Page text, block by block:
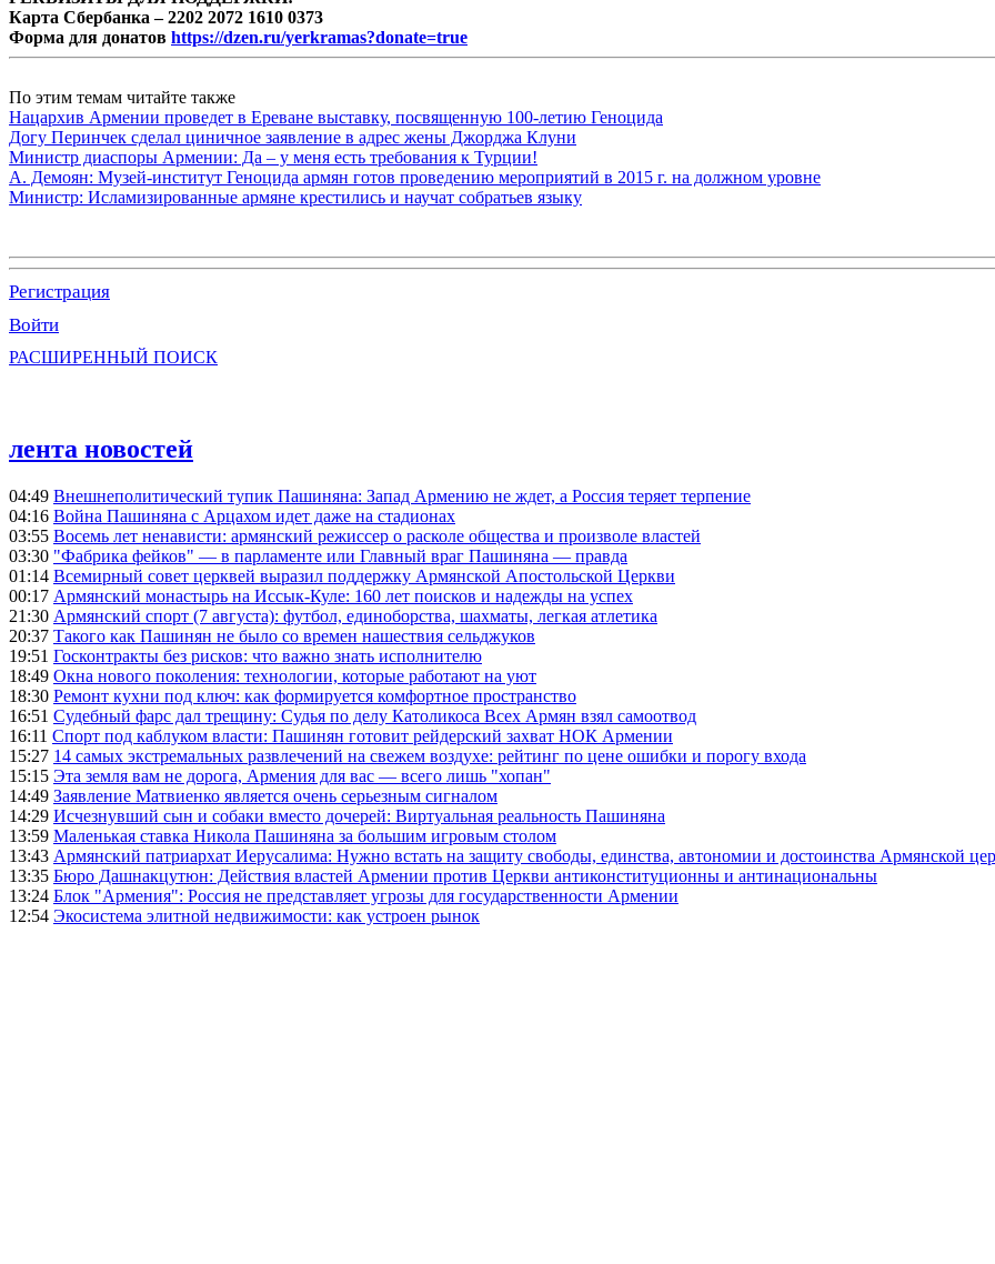
Карта Сбербанка – 2202 2072 1610 0373
Форма для донатов https://dzen.ru/yerkramas?donate=true
По этим темам читайте также
Нацархив Армении проведет в Ереване выставку, посвященную 100-летию Геноцида
Догу Перинчек сделал циничное заявление в адрес жены Джорджа Клуни
Министр диаспоры Армении: Да – у меня есть требования к Турции!
А. Демоян: Музей-институт Геноцида армян готов проведению мероприятий в 2015 г. на должном уровне
Министр: Исламизированные армяне крестились и научат собратьев языку
Регистрация
Войти
РАСШИРЕННЫЙ ПОИСК
лента новостей
04:49 Внешнеполитический тупик Пашиняна: Запад Армению не ждет, а Россия теряет терпение
04:16 Война Пашиняна с Арцахом идет даже на стадионах
03:55 Восемь лет ненависти: армянский режиссер о расколе общества и произволе властей
03:30 "Фабрика фейков" — в парламенте или Главный враг Пашиняна — правда
01:14 Всемирный совет церквей выразил поддержку Армянской Апостольской Церкви
00:17 Армянский монастырь на Иссык-Куле: 160 лет поисков и надежды на успех
21:30 Армянский спорт (7 августа): футбол, единоборства, шахматы, легкая атлетика
20:37 Такого как Пашинян не было со времен нашествия сельджуков
19:51 Госконтракты без рисков: что важно знать исполнителю
18:49 Окна нового поколения: технологии, которые работают на уют
18:30 Ремонт кухни под ключ: как формируется комфортное пространство
16:51 Судебный фарс дал трещину: Судья по делу Католикоса Всех Армян взял самоотвод
16:11 Спорт под каблуком власти: Пашинян готовит рейдерский захват НОК Армении
15:27 14 самых экстремальных развлечений на свежем воздухе: рейтинг по цене ошибки и порогу входа
15:15 Эта земля вам не дорога, Армения для вас — всего лишь "хопан"
14:49 Заявление Матвиенко является очень серьезным сигналом
14:29 Исчезнувший сын и собаки вместо дочерей: Виртуальная реальность Пашиняна
13:59 Маленькая ставка Никола Пашиняна за большим игровым столом
13:43 Армянский патриархат Иерусалима: Нужно встать на защиту свободы, единства, автономии и достоинства Армянской
13:35 Бюро Дашнакцутюн: Действия властей Армении против Церкви антиконституционны и антинациональны
13:24 Блок "Армения": Россия не представляет угрозы для государственности Армении
12:54 Экосистема элитной недвижимости: как устроен рынок